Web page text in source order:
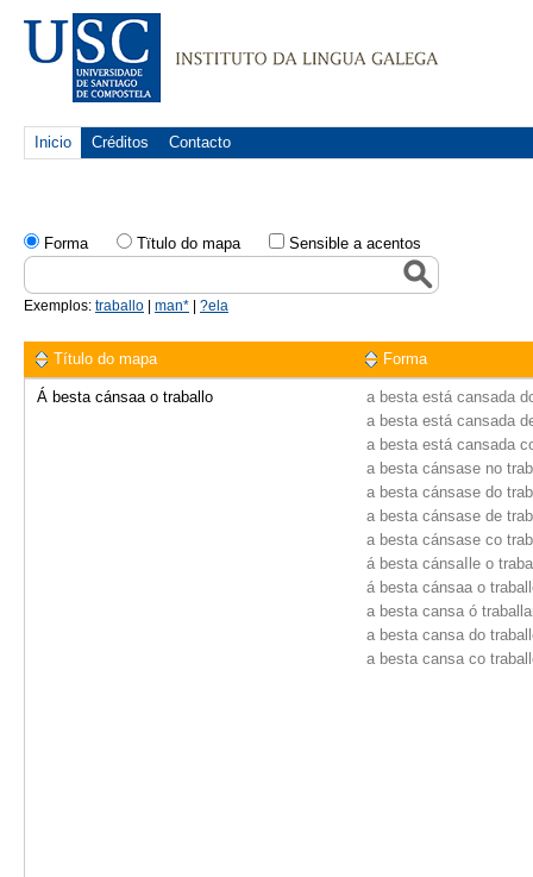
Inicio Créditos Contacto
Forma Tïtulo do mapa Sensible a acentos
Exemplos: traballo man* ?ela
Título do mapa Forma
Á besta cánsaa o traballo
a besta está cansada
a besta está cansada
a besta está cansada
a besta cánsase no
a besta cánsase do
a besta cánsase de
a besta cánsase co
á besta cánsaIle o
á besta cánsaa o
a besta cansa ó
a besta cansa do
a besta cansa co